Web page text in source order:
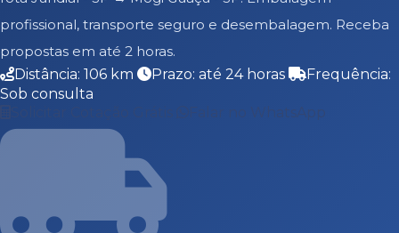
profissional, transporte seguro e desembalagem. Receba
propostas em até 2 horas.
Distância: 106 km
Prazo: até 24 horas
Frequência:
Sob consulta
Falar no WhatsApp